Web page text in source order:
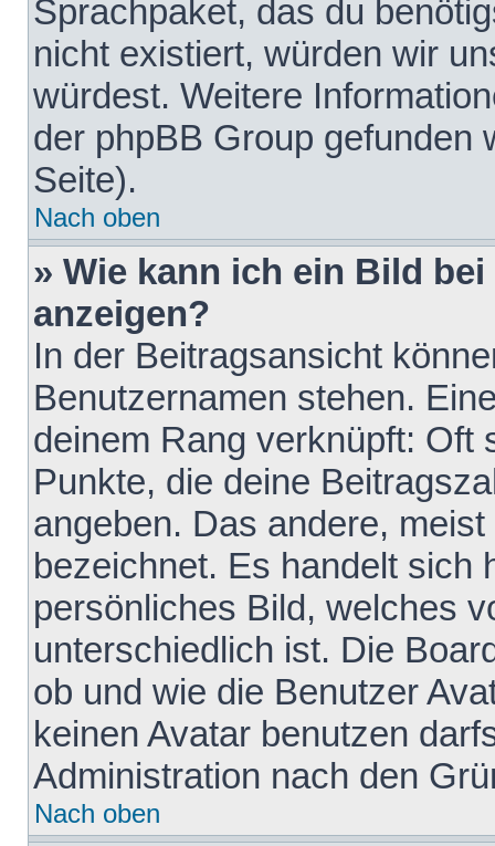
Sprachpaket, das du
nicht existiert, würden wir
würdest. Weitere
der phpBB Group gefunden
Seite).
Nach oben
» Wie kann ich ein Bild
anzeigen?
In der Beitragsansicht
Benutzernamen stehen.
deinem Rang verknüpft: Oft
Punkte, die deine
angeben. Das andere,
bezeichnet. Es handelt sich
persönliches Bild, welches
unterschiedlich ist. Die
ob und wie die Benutzer
keinen Avatar benutzen
Administration nach den
Nach oben